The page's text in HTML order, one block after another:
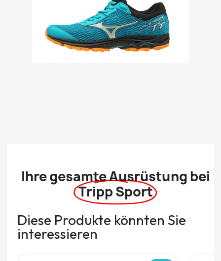
Ihre gesamte Ausrüstung bei
Tripp Sport
Diese Produkte könnten Sie
interessieren